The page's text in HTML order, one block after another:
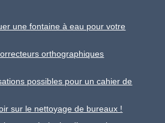
une fontaine à eau pour votre
orthographiques
possibles pour un cahier de
sur le nettoyage de bureaux !